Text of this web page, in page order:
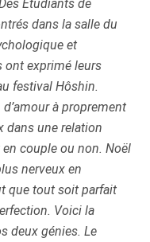
Étudiants de
dans la salle du
et
ont exprimé leurs
festival Hôshin.
d’amour à proprement
dans une relation
couple ou non. Noël
nerveux en
que tout soit parfait
Voici la
deux génies. Le